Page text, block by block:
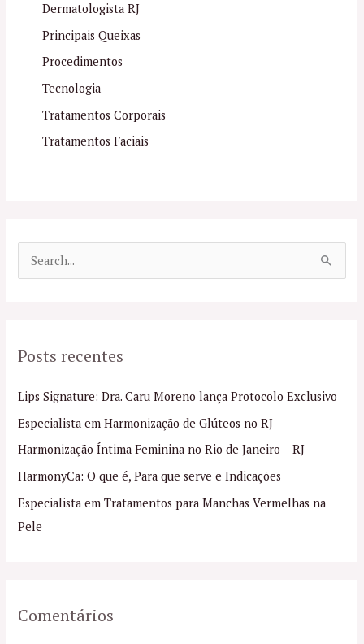
Dermatologista RJ
Principais Queixas
Procedimentos
Tecnologia
Tratamentos Corporais
Tratamentos Faciais
u
s
a
r
p
o
r
Posts recentes
Lips Signature: Dra. Caru Moreno lança Protocolo Exclusivo
Especialista em Harmonização de Glúteos no RJ
Harmonização Íntima Feminina no Rio de Janeiro – RJ
HarmonyCa: O que é, Para que serve e Indicações
Especialista em Tratamentos para Manchas Vermelhas na
Pele
Comentários